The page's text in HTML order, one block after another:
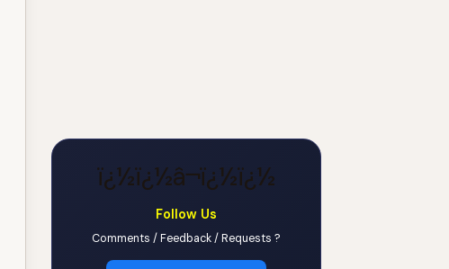
ï¿½ï¿½â¬ï¿½ï¿½
Follow Us
Comments / Feedback / Requests ?